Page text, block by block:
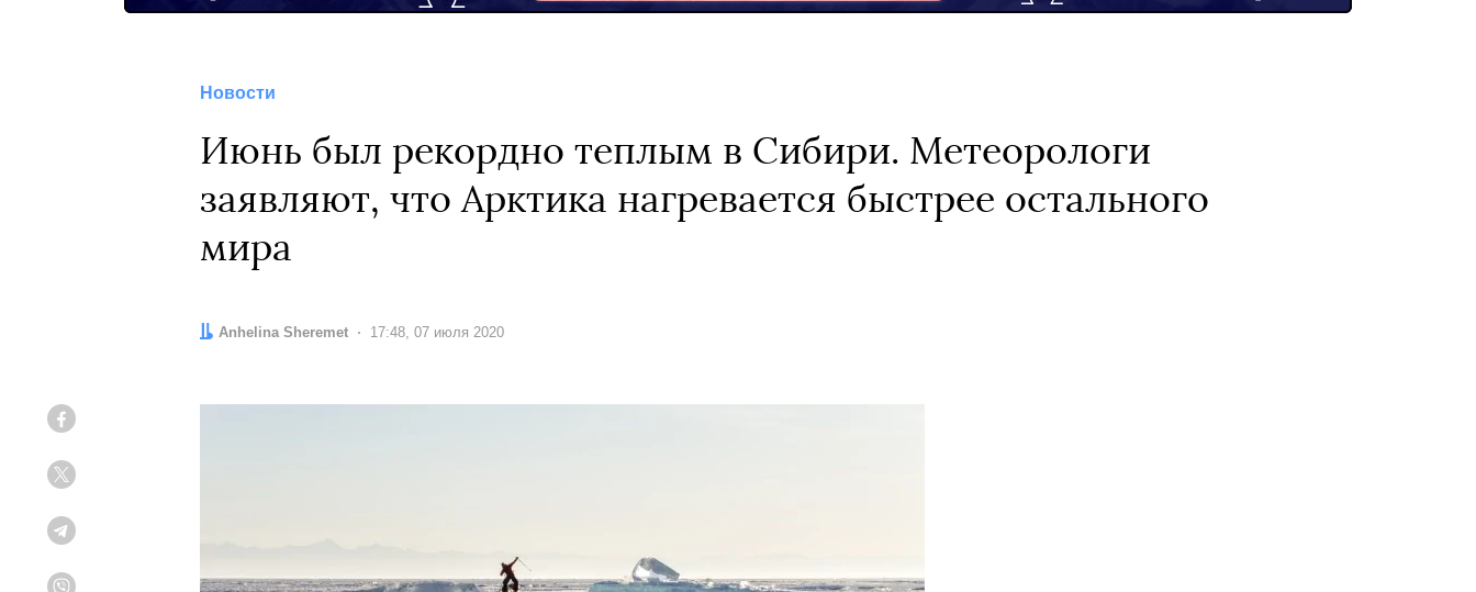
Новости
Июнь был рекордно теплым в Сибири. Метеорологи
заявляют, что Арктика нагревается быстрее остального
мира
Автор:
Anhelina Sheremet Дата:
17:48, 07 июля 2020